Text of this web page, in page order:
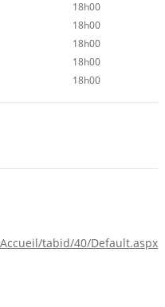
18h00
18h00
18h00
18h00
18h00
tabid/40/Default.aspx